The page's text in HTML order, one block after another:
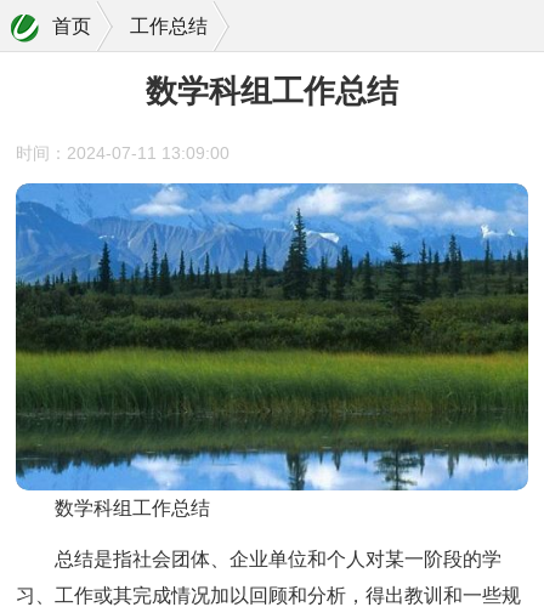
首页 工作总结
数学科组工作总结
时间：2024-07-11 13:09:00
数学科组工作总结
总结是指社会团体、企业单位和个人对某一阶段的学
习、工作或其完成情况加以回顾和分析，得出教训和一些规